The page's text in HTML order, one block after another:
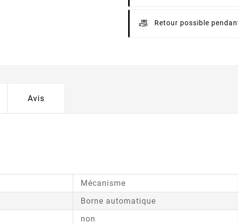
Retour possible
Avis
Mécanisme
Borne automatique
non